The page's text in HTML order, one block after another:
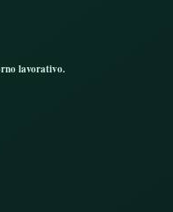
lavorativo.